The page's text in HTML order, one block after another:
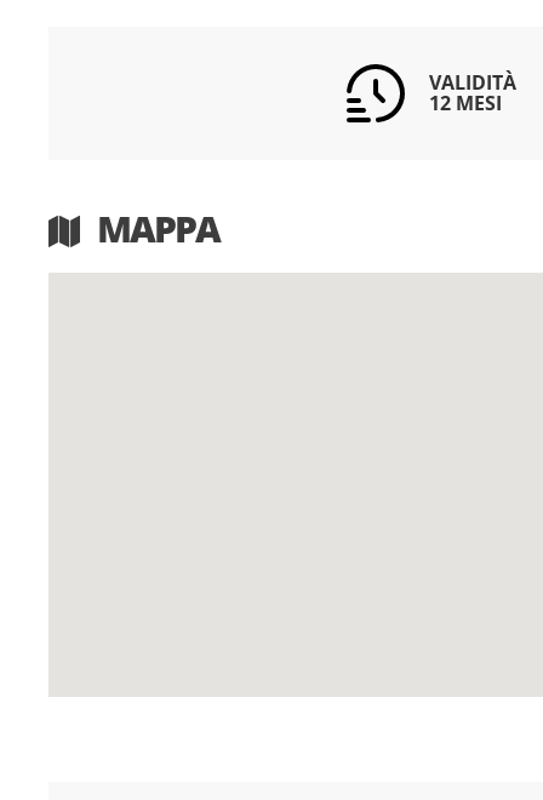
VALIDITÀ
12 MESI
MAPPA